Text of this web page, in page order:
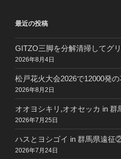
最近の投稿
GITZO三脚を分解清掃してグ
2026年8月4日
松戸花火大会2026で12000発
2026年8月2日
オオヨシキリ,オオセッカ in
2026年7月25日
ハスとヨシゴイ in 群馬県遠征
2026年7月24日